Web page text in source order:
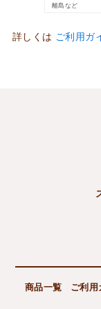
離島など
詳しくは ご利用ガ
商品一覧 ご利用